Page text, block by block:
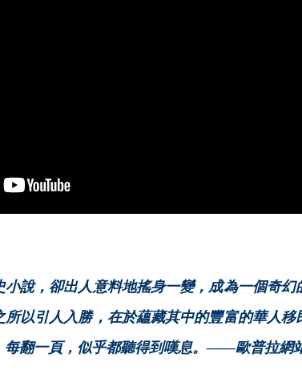
小說，卻出人意料地搖身一變，成為一個奇幻
所以引人入勝，在於蘊藏其中的豐富的華人
每翻一頁，似乎都聽得到嘆息。——歐普拉網